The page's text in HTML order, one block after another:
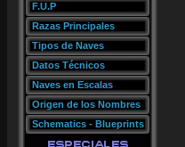
F.U.P
Razas Principales
Tipos de Naves
Datos Técnicos
Naves en Escalas
Origen de los Nombres
Schematics - Blueprints